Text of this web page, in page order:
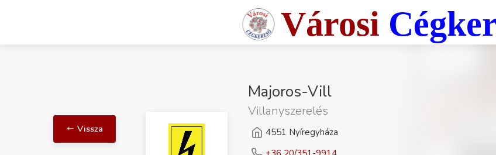
Városi
Vissza
Majoros-Vill
Villanyszerelés
4551 Nyíregyháza